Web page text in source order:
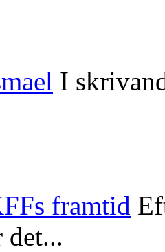
I
framtid
det...